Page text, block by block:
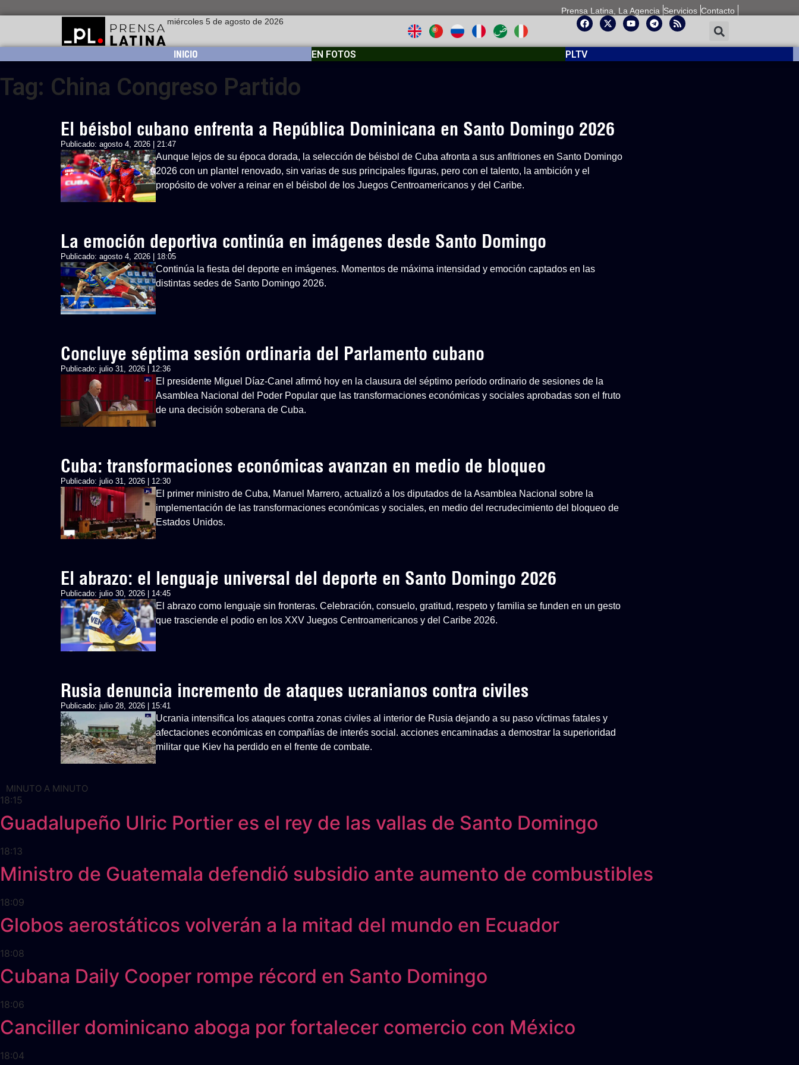
Prensa Latina, La Agencia Servicios Contacto
miércoles 5 de agosto de 2026
INICIO EN FOTOS PLTV
Tag: China Congreso Partido
El béisbol cubano enfrenta a República Dominicana en Santo Domingo 2026
Publicado: agosto 4, 2026 | 21:47
Aunque lejos de su época dorada, la selección de béisbol de Cuba afronta a sus anfitriones en Santo Domingo
2026 con un plantel renovado, sin varias de sus principales figuras, pero con el talento, la ambición y el
propósito de volver a reinar en el béisbol de los Juegos Centroamericanos y del Caribe.
La emoción deportiva continúa en imágenes desde Santo Domingo
Publicado: agosto 4, 2026 | 18:05
Continúa la fiesta del deporte en imágenes. Momentos de máxima intensidad y emoción captados en las
distintas sedes de Santo Domingo 2026.
Concluye séptima sesión ordinaria del Parlamento cubano
Publicado: julio 31, 2026 | 12:36
El presidente Miguel Díaz-Canel afirmó hoy en la clausura del séptimo período ordinario de sesiones de la
Asamblea Nacional del Poder Popular que las transformaciones económicas y sociales aprobadas son el fruto
de una decisión soberana de Cuba.
Cuba: transformaciones económicas avanzan en medio de bloqueo
Publicado: julio 31, 2026 | 12:30
El primer ministro de Cuba, Manuel Marrero, actualizó a los diputados de la Asamblea Nacional sobre la
implementación de las transformaciones económicas y sociales, en medio del recrudecimiento del bloqueo de
Estados Unidos.
El abrazo: el lenguaje universal del deporte en Santo Domingo 2026
Publicado: julio 30, 2026 | 14:45
El abrazo como lenguaje sin fronteras. Celebración, consuelo, gratitud, respeto y familia se funden en un gesto
que trasciende el podio en los XXV Juegos Centroamericanos y del Caribe 2026.
Rusia denuncia incremento de ataques ucranianos contra civiles
Publicado: julio 28, 2026 | 15:41
Ucrania intensifica los ataques contra zonas civiles al interior de Rusia dejando a su paso víctimas fatales y
afectaciones económicas en compañías de interés social. acciones encaminadas a demostrar la superioridad
militar que Kiev ha perdido en el frente de combate.
MINUTO A MINUTO
18:15
Guadalupeño Ulric Portier es el rey de las vallas de Santo Domingo
18:13
Ministro de Guatemala defendió subsidio ante aumento de combustibles
18:09
Globos aerostáticos volverán a la mitad del mundo en Ecuador
18:08
Cubana Daily Cooper rompe récord en Santo Domingo
18:06
Canciller dominicano aboga por fortalecer comercio con México
18:04